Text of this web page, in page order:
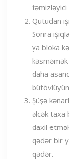
təmizləyici
Qutudan
Sonra
ya bloka
daha
Şüşə
əlcək taxa
daxil
qədər bir
qədər.